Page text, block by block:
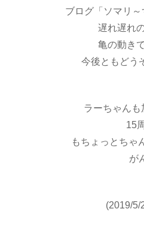
ブログ「ソマリ
遅れ遅れ
亀の動き
今後ともどう
ラーちゃんも
15
もちょっとちゃ
が
(2019/5/